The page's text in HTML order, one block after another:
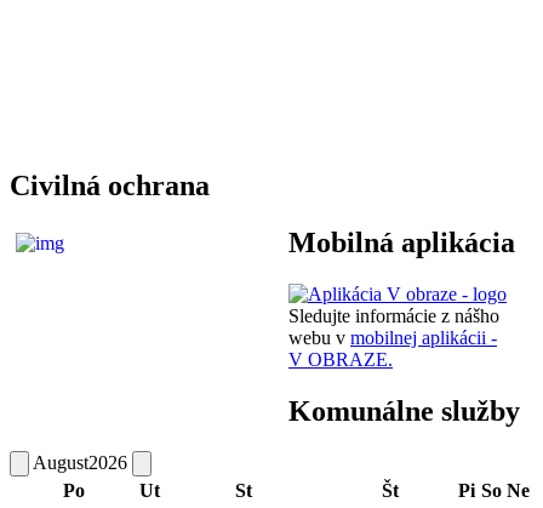
Civilná ochrana
Mobilná aplikácia
Sledujte informácie z nášho
webu v mobilnej aplikácii -
V OBRAZE.
Komunálne služby
August2026
Po
Ut St Št Pi So Ne